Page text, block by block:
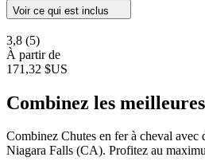
Voir ce qui est inclus
3,8 (5)
À partir de
171,32 $US
Combinez les
Combinez Chutes en fer à cheval avec
Niagara Falls (CA). Profitez au